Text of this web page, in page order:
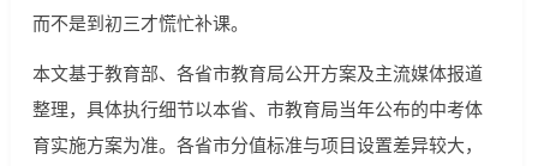
而不是到初三才慌忙补课。
本文基于教育部、各省市教育局公开方案及主流媒体报道
整理，具体执行细节以本省、市教育局当年公布的中考体
育实施方案为准。各省市分值标准与项目设置差异较大，